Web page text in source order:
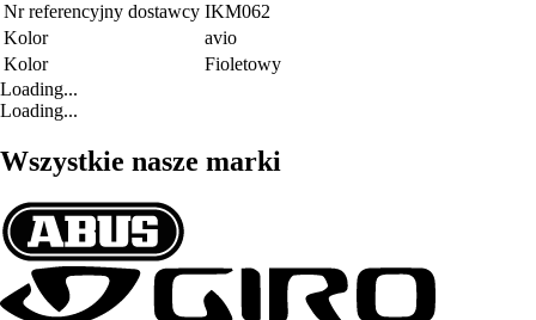
Nr referencyjny dostawcy IKM062
Kolor
avio
Kolor
Fioletowy
Loading...
Loading...
Wszystkie nasze marki